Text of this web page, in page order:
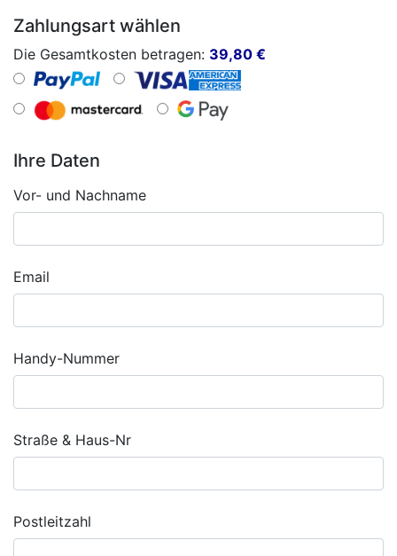
Zahlungsart wählen
Die Gesamtkosten betragen: 39,80 €
Ihre Daten
Vor- und Nachname
Email
Handy-Nummer
Straße & Haus-Nr
Postleitzahl